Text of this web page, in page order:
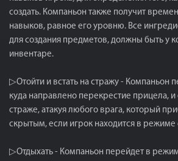
создать. Компаньон также получит
навыков, равное его уровню. Все
для создания предметов, должны быть у
инвентаре.
▷Отойти и встать на стражу - Компаньон
куда направлено перекрестие прицела, и
страже, атакуя любого врага, который
скрытым, если игрок находится в режиме
▷Отдыхать - Компаньон перейдет в